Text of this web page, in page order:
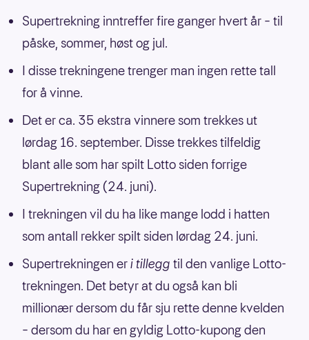
Supertrekning inntreffer fire ganger hvert år – til
påske, sommer, høst og jul.
I disse trekningene trenger man ingen rette tall
for å vinne.
Det er ca. 35 ekstra vinnere som trekkes ut
lørdag 16. september. Disse trekkes tilfeldig
blant alle som har spilt Lotto siden forrige
Supertrekning (24. juni).
I trekningen vil du ha like mange lodd i hatten
som antall rekker spilt siden lørdag 24. juni.
Supertrekningen eri tillegg til den vanlige Lotto-
trekningen. Det betyr at du også kan bli
millionær dersom du får sju rette denne kvelden
– dersom du har en gyldig Lotto-kupong den